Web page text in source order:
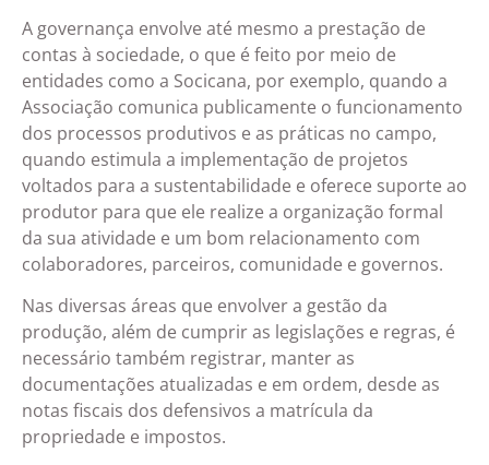
A governança envolve até mesmo a prestação de
contas à sociedade, o que é feito por meio de
entidades como a Socicana, por exemplo, quando a
Associação comunica publicamente o funcionamento
dos processos produtivos e as práticas no campo,
quando estimula a implementação de projetos
voltados para a sustentabilidade e oferece suporte ao
produtor para que ele realize a organização formal
da sua atividade e um bom relacionamento com
colaboradores, parceiros, comunidade e governos.
Nas diversas áreas que envolver a gestão da
produção, além de cumprir as legislações e regras, é
necessário também registrar, manter as
documentações atualizadas e em ordem, desde as
notas fiscais dos defensivos a matrícula da
propriedade e impostos.